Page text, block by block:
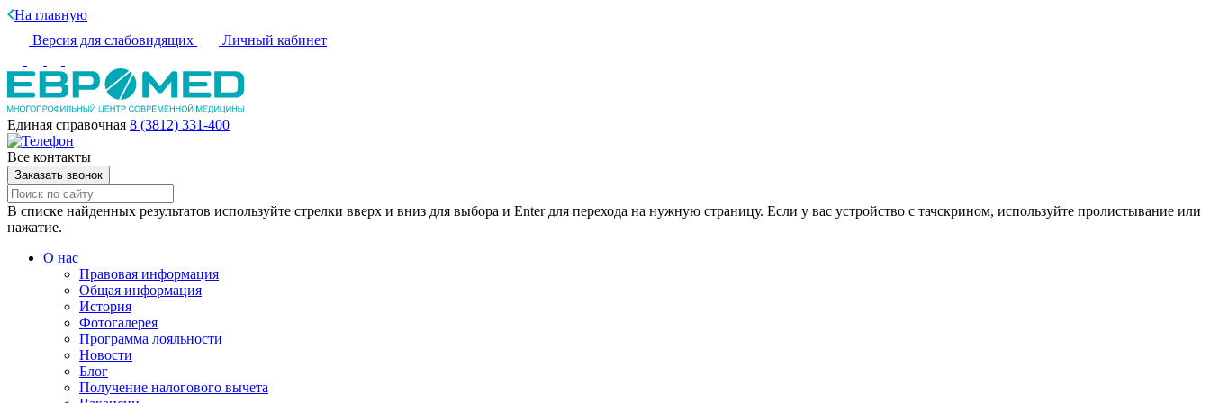
На главную
Версия для слабовидящих
Личный кабинет
Единая справочная 8 (3812) 331-400
Все контакты
Заказать звонок
В списке найденных результатов используйте стрелки вверх и вниз для выбора и Enter для перехода на нужную страницу. Если у вас устройство с тачскрином, используйте пролистывание или
нажатие.
О нас
Правовая информация
Общая информация
История
Фотогалерея
Программа лояльности
Новости
Блог
Получение налогового вычета